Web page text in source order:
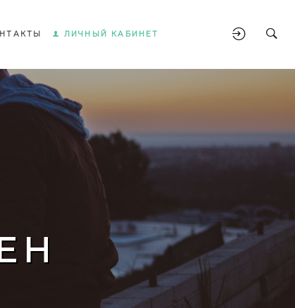
ЛИЧНЫЙ КАБИНЕТ